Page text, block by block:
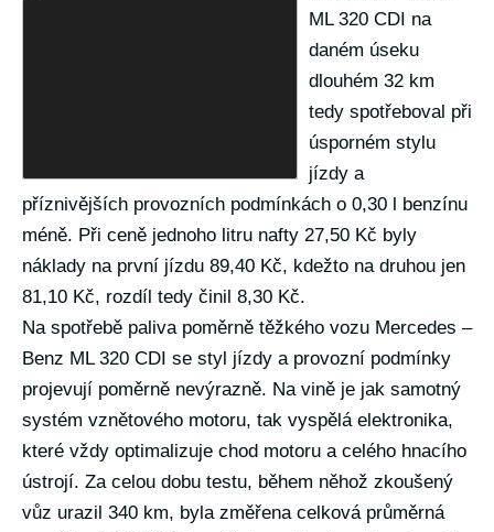
ML 320 CDI na
daném úseku
dlouhém 32 km
tedy spotřeboval při
úsporném stylu
jízdy a
příznivějších provozních podmínkách o 0,30 l benzínu
méně. Při ceně jednoho litru nafty 27,50 Kč byly
náklady na první jízdu 89,40 Kč, kdežto na druhou jen
81,10 Kč, rozdíl tedy činil 8,30 Kč.
Na spotřebě paliva poměrně těžkého vozu Mercedes –
Benz ML 320 CDI se styl jízdy a provozní podmínky
projevují poměrně nevýrazně. Na vině je jak samotný
systém vznětového motoru, tak vyspělá elektronika,
které vždy optimalizuje chod motoru a celého hnacího
ústrojí. Za celou dobu testu, během něhož zkoušený
vůz urazil 340 km, byla změřena celková průměrná